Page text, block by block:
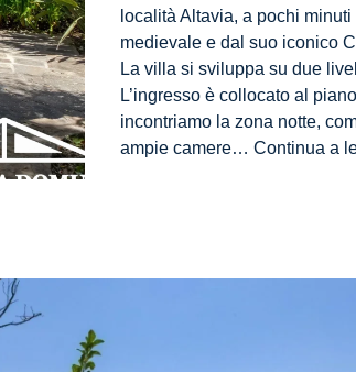
località Altavia, a pochi
medievale e dal suo iconico
La villa si sviluppa su due
L’ingresso è collocato al
incontriamo la zona notte,
ampie camere…Continua a